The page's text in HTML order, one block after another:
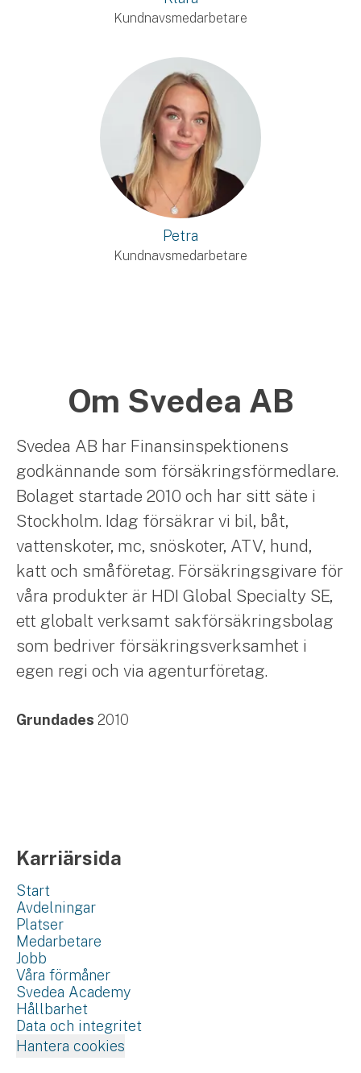
Kundnavsmedarbetare
Petra
Kundnavsmedarbetare
Om Svedea AB
Svedea AB har Finansinspektionens
godkännande som försäkringsförmedlare.
Bolaget startade 2010 och har sitt säte i
Stockholm. Idag försäkrar vi bil, båt,
vattenskoter, mc, snöskoter, ATV, hund,
katt och småföretag. Försäkringsgivare för
våra produkter är HDI Global Specialty SE,
ett globalt verksamt sakförsäkringsbolag
som bedriver försäkringsverksamhet i
egen regi och via agenturföretag.
Grundades 2010
Karriärsida
Start
Avdelningar
Platser
Medarbetare
Jobb
Våra förmåner
Svedea Academy
Hållbarhet
Data och integritet
Hantera cookies